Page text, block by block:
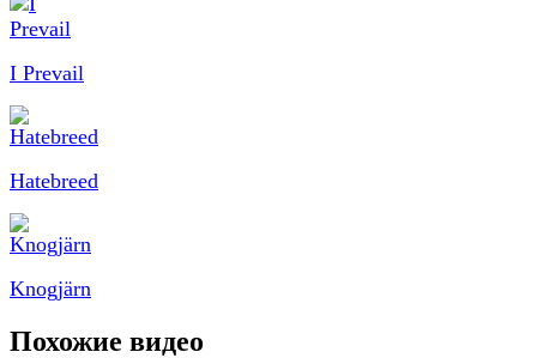
I Prevail
Hatebreed
Knogjärn
Похожие видео